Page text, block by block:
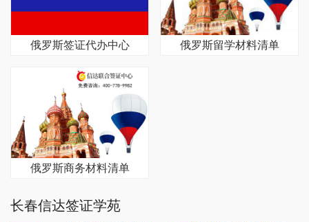
俄罗斯签证代办中心 俄罗斯留学材料清单
俄罗斯商务材料清单
长春信达签证学苑